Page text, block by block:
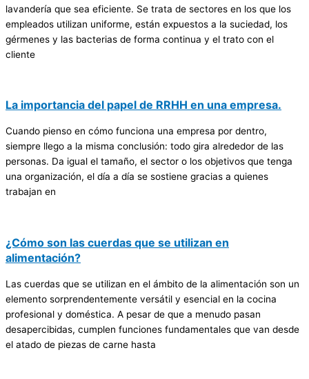
lavandería que sea eficiente. Se trata de sectores en los que los
empleados utilizan uniforme, están expuestos a la suciedad, los
gérmenes y las bacterias de forma continua y el trato con el
cliente
La importancia del papel de RRHH en una empresa.
Cuando pienso en cómo funciona una empresa por dentro,
siempre llego a la misma conclusión: todo gira alrededor de las
personas. Da igual el tamaño, el sector o los objetivos que tenga
una organización, el día a día se sostiene gracias a quienes
trabajan en
¿Cómo son las cuerdas que se utilizan en
alimentación?
Las cuerdas que se utilizan en el ámbito de la alimentación son un
elemento sorprendentemente versátil y esencial en la cocina
profesional y doméstica. A pesar de que a menudo pasan
desapercibidas, cumplen funciones fundamentales que van desde
el atado de piezas de carne hasta